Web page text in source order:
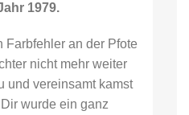
1979.
Farbfehler an der Pfote
nicht mehr weiter
und vereinsamt kamst
wurde ein ganz